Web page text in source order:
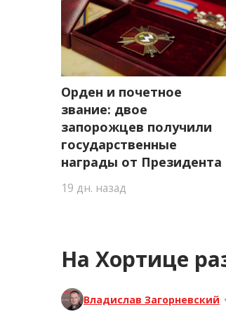
Орден и почетное
звание: двое
запорожцев получили
государственные
награды от Президента
19 дн. назад
На Хортице
Владислав Загорневский •